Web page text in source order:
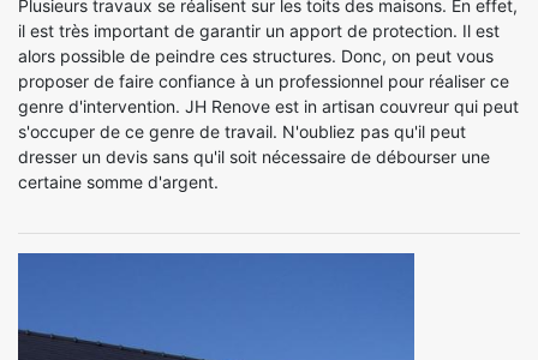
Plusieurs travaux se réalisent sur les toits des maisons. En effet,
il est très important de garantir un apport de protection. Il est
alors possible de peindre ces structures. Donc, on peut vous
proposer de faire confiance à un professionnel pour réaliser ce
genre d'intervention. JH Renove est in artisan couvreur qui peut
s'occuper de ce genre de travail. N'oubliez pas qu'il peut
dresser un devis sans qu'il soit nécessaire de débourser une
certaine somme d'argent.